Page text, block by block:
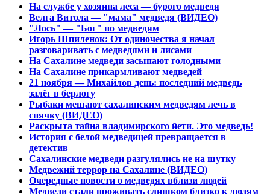
На службе у хозяина леса — бурого медведя
Велга Витола — "мама" медведя (ВИДЕО)
"Лось" — "Бог" по медведям
Игорь Шпиленок: От одиночества я начал
разговаривать с медведями и лисами
На Сахалине медведи засыпают голодными
На Сахалине прикармливают медведей
21 ноября — Михайлов день: последний медведь
залёг в берлогу
Рыбаки мешают сахалинским медведям лечь в
спячку (ВИДЕО)
Раскрыта тайна владимирского йети. Это медведь!
История с белой медведицей превращается в
детектив
Сахалинские медведи разгулялись не на шутку
Медвежий террор на Сахалине (ВИДЕО)
Очередные новости о медведях вблизи людей
Медведи стали проживать слишком близко к людям